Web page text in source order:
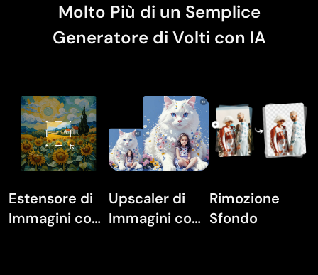
Molto Più di un Semplice
Generatore di Volti con IA
Estensore di
Immagini con
Upscaler di
Immagini con
Rimozione
Sfondo